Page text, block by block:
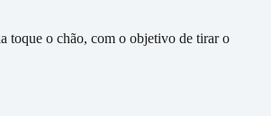
toque o chão, com o objetivo de tirar o